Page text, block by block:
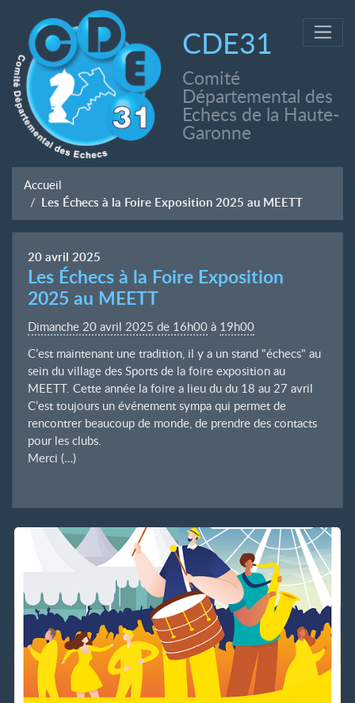
CDE31
Comité
Départemental des
Echecs de la Haute-
Garonne
Accueil
Les Échecs à la Foire Exposition 2025 au MEETT
20 avril 2025
Les Échecs à la Foire Exposition
2025 au MEETT
Dimanche 20 avril 2025 de 16h00à 19h00
C’est maintenant une tradition, il y a un stand "échecs" au
sein du village des Sports de la foire exposition au
MEETT. Cette année la foire a lieu du du 18 au 27 avril
C’est toujours un événement sympa qui permet de
rencontrer beaucoup de monde, de prendre des contacts
pour les clubs.
Merci (…)